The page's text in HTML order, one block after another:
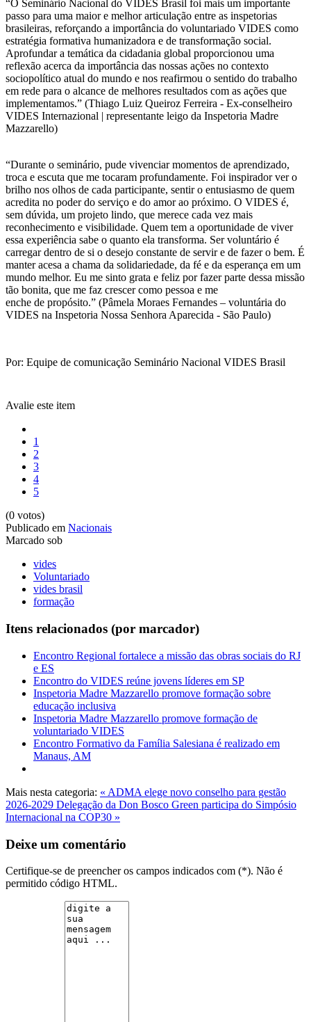
“O Seminário Nacional do VIDES Brasil foi mais um importante
passo para uma maior e melhor articulação entre as inspetorias
brasileiras, reforçando a importância do voluntariado VIDES como
estratégia formativa humanizadora e de transformação social.
Aprofundar a temática da cidadania global proporcionou uma
reflexão acerca da importância das nossas ações no contexto
sociopolítico atual do mundo e nos reafirmou o sentido do trabalho
em rede para o alcance de melhores resultados com as ações que
implementamos.” (Thiago Luiz Queiroz Ferreira - Ex-conselheiro
VIDES Internazional | representante leigo da Inspetoria Madre
Mazzarello)
“Durante o seminário, pude vivenciar momentos de aprendizado,
troca e escuta que me tocaram profundamente. Foi inspirador ver o
brilho nos olhos de cada participante, sentir o entusiasmo de quem
acredita no poder do serviço e do amor ao próximo. O VIDES é,
sem dúvida, um projeto lindo, que merece cada vez mais
reconhecimento e visibilidade. Quem tem a oportunidade de viver
essa experiência sabe o quanto ela transforma. Ser voluntário é
carregar dentro de si o desejo constante de servir e de fazer o bem. É
manter acesa a chama da solidariedade, da fé e da esperança em um
mundo melhor. Eu me sinto grata e feliz por fazer parte dessa missão
tão bonita, que me faz crescer como pessoa e me
enche de propósito.” (Pâmela Moraes Fernandes – voluntária do
VIDES na Inspetoria Nossa Senhora Aparecida - São Paulo)
Por: Equipe de comunicação Seminário Nacional VIDES Brasil
Avalie este item
1
2
3
4
5
(0 votos)
Publicado em Nacionais
Marcado sob
vides
Voluntariado
vides brasil
formação
Itens relacionados (por marcador)
Encontro Regional fortalece a missão das obras sociais do RJ
e ES
Encontro do VIDES reúne jovens líderes em SP
Inspetoria Madre Mazzarello promove formação sobre
educação inclusiva
Inspetoria Madre Mazzarello promove formação de
voluntariado VIDES
Encontro Formativo da Família Salesiana é realizado em
Manaus, AM
Mais nesta categoria: « ADMA elege novo conselho para gestão
2026-2029 Delegação da Don Bosco Green participa do Simpósio
Internacional na COP30 »
Deixe um comentário
Certifique-se de preencher os campos indicados com (*). Não é
permitido código HTML.